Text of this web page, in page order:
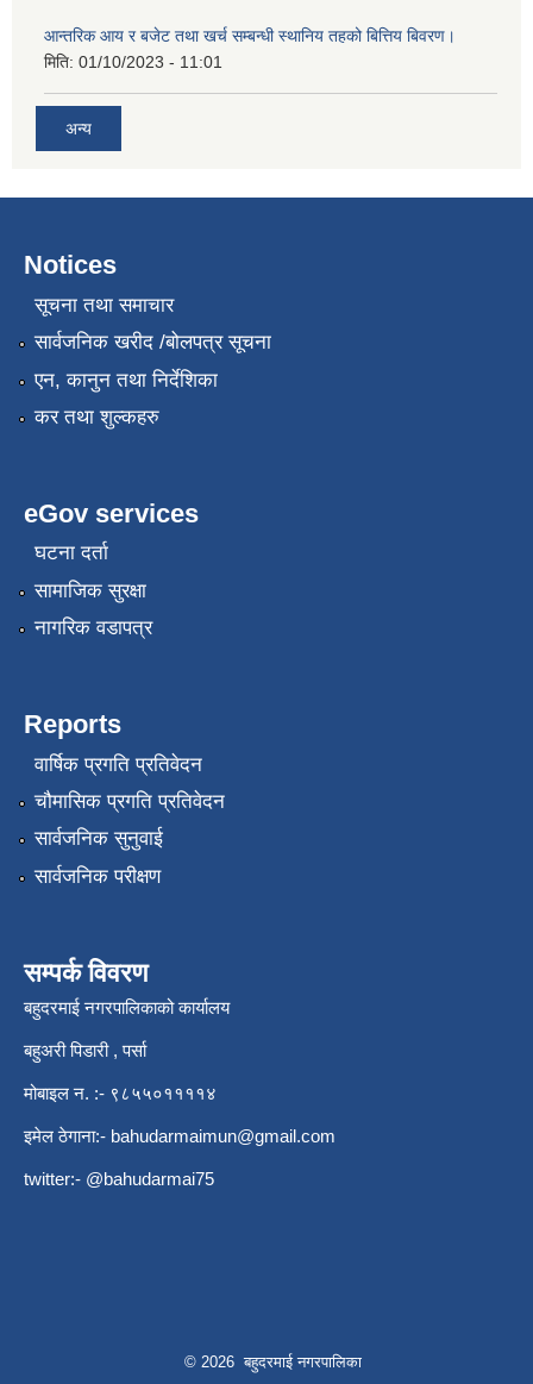
आन्तरिक आय र बजेट तथा खर्च सम्बन्धी स्थानिय तहको बित्तिय बिवरण।
मिति: 01/10/2023 - 11:01
अन्य
Notices
सूचना तथा समाचार
सार्वजनिक खरीद /बोलपत्र सूचना
एन, कानुन तथा निर्देशिका
कर तथा शुल्कहरु
eGov services
घटना दर्ता
सामाजिक सुरक्षा
नागरिक वडापत्र
Reports
वार्षिक प्रगति प्रतिवेदन
चौमासिक प्रगति प्रतिवेदन
सार्वजनिक सुनुवाई
सार्वजनिक परीक्षण
सम्पर्क विवरण
बहुदरमाई नगरपालिकाको कार्यालय
बहुअरी पिडारी , पर्सा
मोबाइल न. :- ९८५५०११११४
इमेल ठेगाना:- bahudarmaimun@gmail.com
twitter:- @bahudarmai75
© 2026 बहुदरमाई नगरपालिका